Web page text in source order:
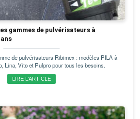
gammes de pulvérisateurs à
de pulvérisateurs Ribimex : modèles PILA à
Lina, Vito et Pulpro pour tous les besoins.
LIRE L’ARTICLE